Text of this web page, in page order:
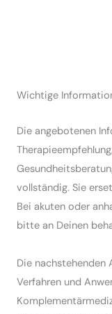
Wichtige
Die angebotenen
vollständig. Sie
Bei akuten oder
bitte an Deinen
Die nachstehenden
Verfahren und